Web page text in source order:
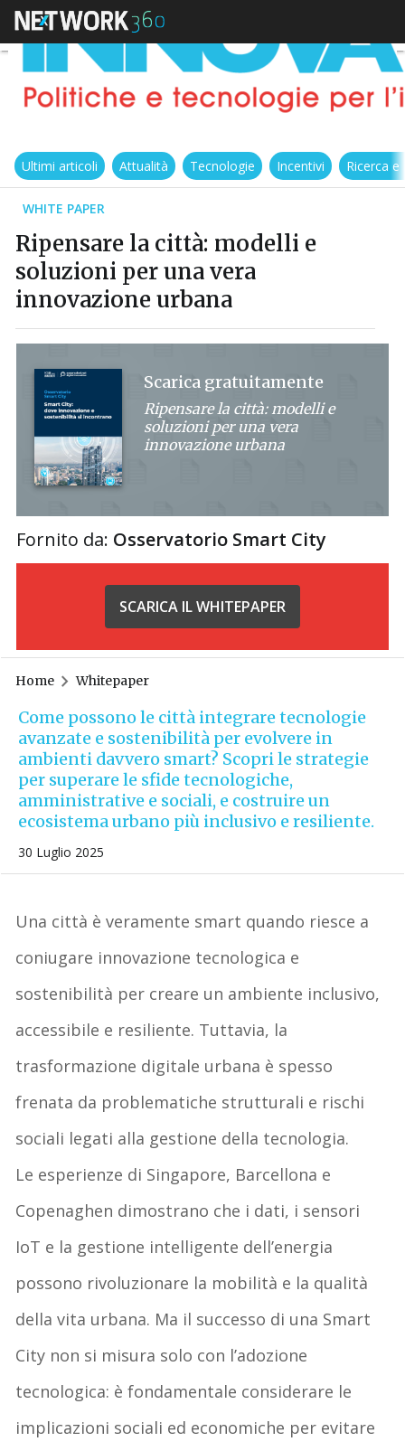
Ultimi articoli Attualità Tecnologie Incentivi Ricerca
WHITE PAPER
Ripensare la città: modelli e
soluzioni per una vera
innovazione urbana
Scarica gratuitamente
Ripensare la città: modelli e
soluzioni per una vera
innovazione urbana
Fornito da: Osservatorio Smart City
SCARICA IL WHITEPAPER
Home Whitepaper
Come possono le città integrare tecnologie
avanzate e sostenibilità per evolvere in
ambienti davvero smart? Scopri le strategie
per superare le sfide tecnologiche,
amministrative e sociali, e costruire un
ecosistema urbano più inclusivo e resiliente.
30 Luglio 2025
Una città è veramente smart quando riesce a
coniugare innovazione tecnologica e
sostenibilità per creare un ambiente inclusivo,
accessibile e resiliente. Tuttavia, la
trasformazione digitale urbana è spesso
frenata da problematiche strutturali e rischi
sociali legati alla gestione della tecnologia.
Le esperienze di Singapore, Barcellona e
Copenaghen dimostrano che i dati, i sensori
IoT e la gestione intelligente dell’energia
possono rivoluzionare la mobilità e la qualità
della vita urbana. Ma il successo di una Smart
City non si misura solo con l’adozione
tecnologica: è fondamentale considerare le
implicazioni sociali ed economiche per evitare